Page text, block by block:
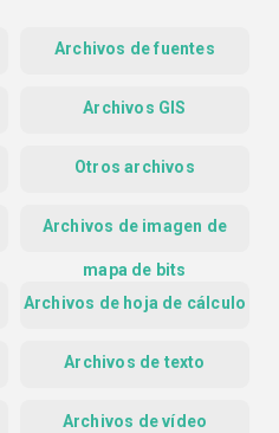
Archivos de fuentes
Archivos GIS
Otros archivos
Archivos de imagen de
mapa de bits
Archivos de hoja de cálculo
Archivos de texto
Archivos de vídeo